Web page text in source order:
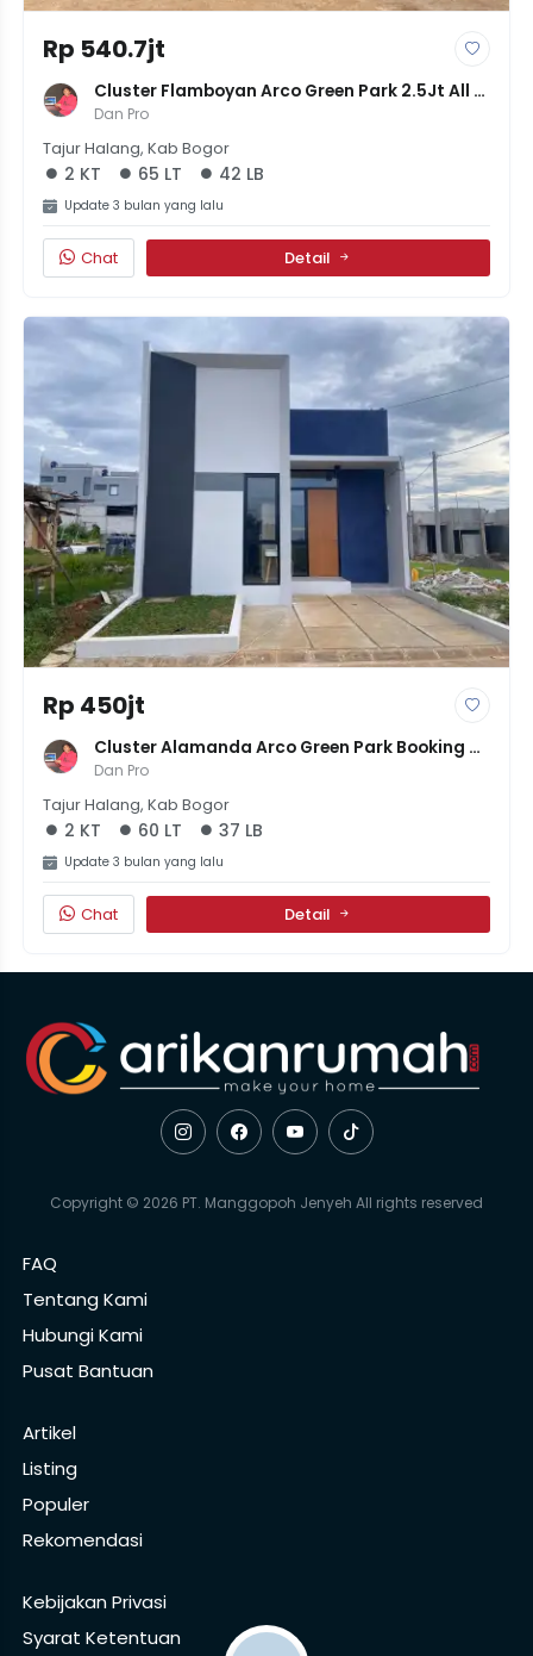
Rp 540.7jt
Cluster Flamboyan Arco Green Park 2.5Jt All In
Tanpa DP
Dan Pro
Tajur Halang, Kab Bogor
2 KT 65 LT 42 LB
Update 3 bulan yang lalu
Chat Detail
Rp 450jt
Cluster Alamanda Arco Green Park Booking
2.5Jt-An Aja All IN Samapai Akad
Dan Pro
Tajur Halang, Kab Bogor
2 KT 60 LT 37 LB
Update 3 bulan yang lalu
Chat Detail
Copyright © 2026 PT. Manggopoh Jenyeh All rights reserved
FAQ
Tentang Kami
Hubungi Kami
Pusat Bantuan
Artikel
Listing
Populer
Rekomendasi
Kebijakan Privasi
Syarat Ketentuan